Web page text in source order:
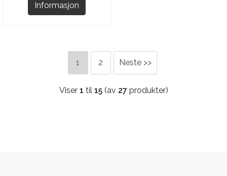
Informasjon
1 2 Neste >>
Viser 1 til 15(av 27 produkter)